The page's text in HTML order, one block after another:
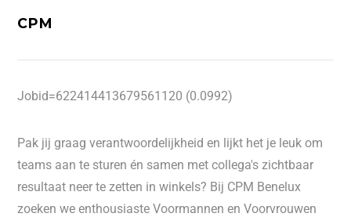
CPM
Jobid=622414413679561120 (0.0992)
Pak jij graag verantwoordelijkheid en lijkt het je leuk om
teams aan te sturen én samen met collega's zichtbaar
resultaat neer te zetten in winkels? Bij CPM Benelux
zoeken we enthousiaste Voormannen en Voorvrouwen